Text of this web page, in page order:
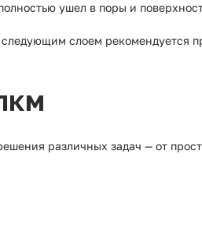
ушел в поры и
слоем рекомендуется
различных задач — от